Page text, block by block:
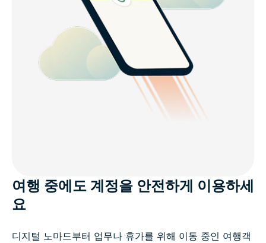
여행 중에도 계정을 안전하게 이용하세
요
디지털 노마드부터 업무나 휴가를 위해 이동 중인 여행객